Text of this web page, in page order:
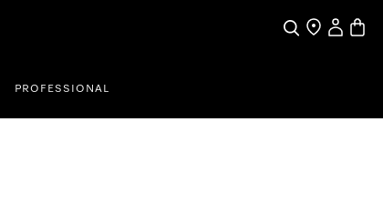
KeresesÜzletkereső
Saját profil
PROFESSIONAL